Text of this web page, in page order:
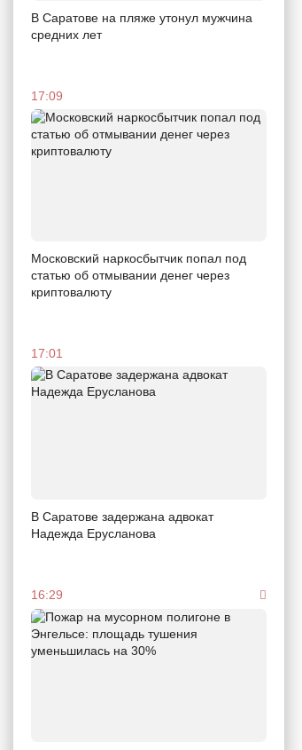
В Саратове на пляже утонул мужчина
средних лет
17:09
Московский наркосбытчик попал под
статью об отмывании денег через
криптовалюту
17:01
В Саратове задержана адвокат
Надежда Ерусланова
16:29